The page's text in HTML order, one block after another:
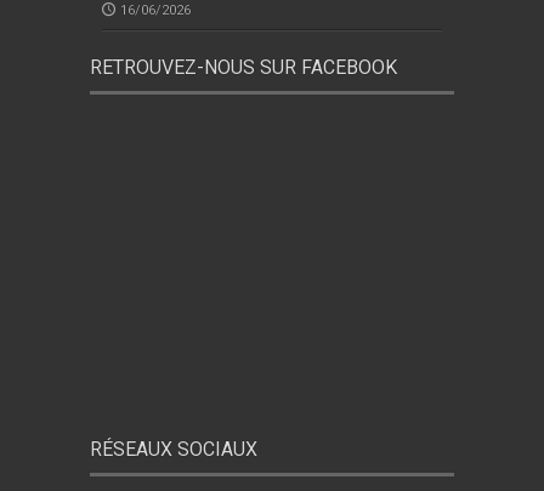
16/06/2026
RETROUVEZ-NOUS SUR FACEBOOK
RÉSEAUX SOCIAUX